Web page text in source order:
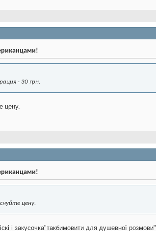
- 30 грн.
цену.
цену.
і закусочка"такбимовити для душевної розмови"